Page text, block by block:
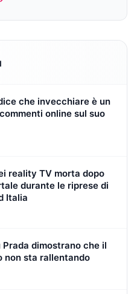
che invecchiare è un
online sul suo
reality TV morta dopo
durante le riprese di
Italia
dimostrano che il
non sta rallentando